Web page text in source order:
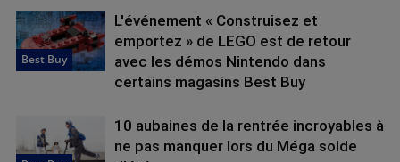
Best Buy
L'événement « Construisez et
emportez » de LEGO est de retour
avec les démos Nintendo dans
certains magasins Best Buy
10 aubaines de la rentrée incroyables à
ne pas manquer lors du Méga solde